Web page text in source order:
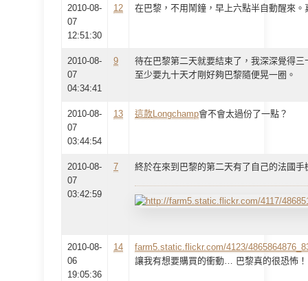
2010-08-
07
12:51:30
12 在巴黎，不用鬧鐘，早上六點半自動醒來。
2010-08-
07
04:34:41
9
待在巴黎第二天就要結束了，我深深覺得
至少要九十天才剛好夠巴黎隨便晃一圈。
2010-08-
07
03:44:54
13 這款Longchamp會不會太過份了一點？
2010-08-
07
03:42:59
7 終於在來到巴黎的第二天有了自己的法國
2010-08-
06
19:05:36
14
farm5.static.flickr.com/4123/
讓我有想要購買的衝動… 巴黎真的很恐怖！